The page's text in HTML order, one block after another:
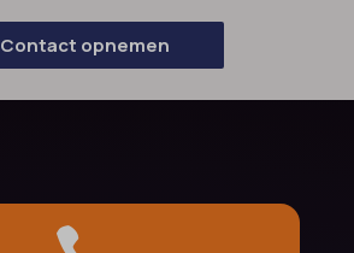
Contact opnemen